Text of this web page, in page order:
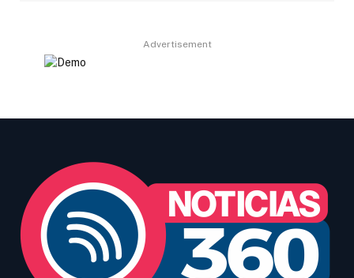
Advertisement